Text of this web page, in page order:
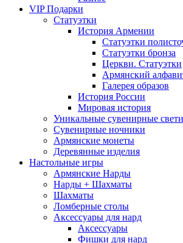
VIP Подарки
Статуэтки
История Армении
Статуэтки
Статуэтки бронза
Церкви. Статуэтки
Армянский
Галерея образов
История России
Мировая история
Уникальные сувенирные
Сувенирные ночники
Армянские монеты
Деревянные изделия
Настольные игры
Армянские Нарды
Нарды + Шахматы
Шахматы
Ломберные столы
Аксессуары для нард
Аксессуары
Фишки для нард